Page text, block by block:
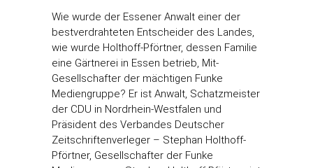
Wie wurde der Essener Anwalt einer der
bestverdrahteten Entscheider des Landes,
wie wurde Holthoff-Pförtner, dessen Familie
eine Gärtnerei in Essen betrieb, Mit-
Gesellschafter der mächtigen Funke
Mediengruppe? Er ist Anwalt, Schatzmeister
der CDU in Nordrhein-Westfalen und
Präsident des Verbandes Deutscher
Zeitschriftenverleger – Stephan Holthoff-
Pförtner, Gesellschafter der Funke